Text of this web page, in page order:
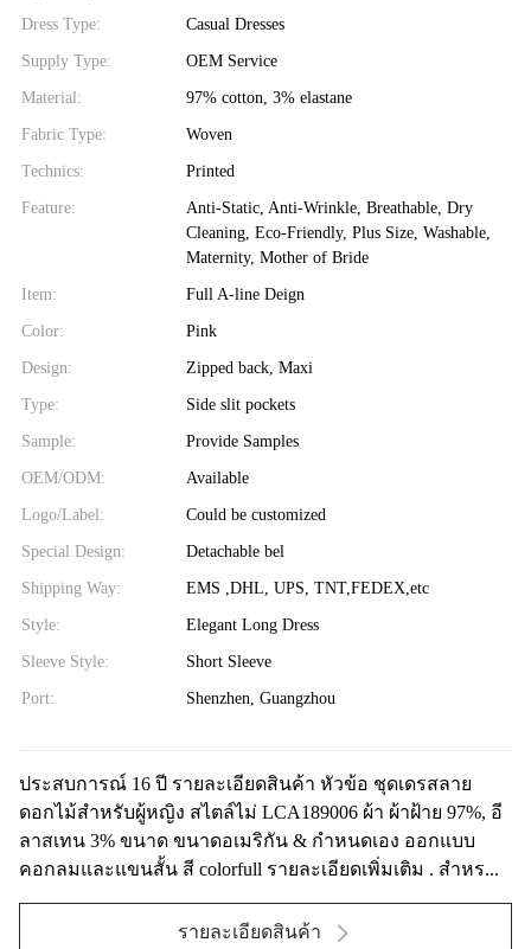
Dress Type: Casual Dresses
Supply Type: OEM Service
Material: 97% cotton, 3% elastane
Fabric Type: Woven
Technics: Printed
Feature:
Anti-Static, Anti-Wrinkle, Breathable, Dry
Cleaning, Eco-Friendly, Plus Size, Washable,
Maternity, Mother of Bride
Item: Full A-line Deign
Color: Pink
Design: Zipped back, Maxi
Type: Side slit pockets
Sample: Provide Samples
OEM/ODM: Available
Logo/Label: Could be customized
Special Design: Detachable bel
Shipping Way: EMS ,DHL, UPS, TNT,FEDEX,etc
Style: Elegant Long Dress
Sleeve Style: Short Sleeve
Port: Shenzhen, Guangzhou
ประสบการณ์ 16 ปี รายละเอียดสินค้า หัวข้อ ชุดเดรสลาย
ดอกไม้สำหรับผู้หญิง สไตล์ไม่ LCA189006 ผ้า ผ้าฝ้าย 97%, อี
ลาสเทน 3% ขนาด ขนาดอเมริกัน & กำหนดเอง ออกแบบ
คอกลมและแขนสั้น สี colorfull รายละเอียดเพิ่มเติม . สำหร...
รายละเอียดสินค้า